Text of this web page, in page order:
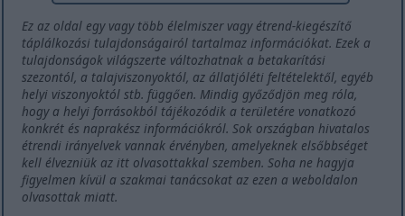
Ez az oldal egy vagy több élelmiszer vagy étrend-kiegészítő
táplálkozási tulajdonságairól tartalmaz információkat. Ezek a
tulajdonságok világszerte változhatnak a betakarítási
szezontól, a talajviszonyoktól, az állatjóléti feltételektől, egyéb
helyi viszonyoktól stb. függően. Mindig győződjön meg róla,
hogy a helyi forrásokból tájékozódik a területére vonatkozó
konkrét és naprakész információkról. Sok országban hivatalos
étrendi irányelvek vannak érvényben, amelyeknek elsőbbséget
kell élvezniük az itt olvasottakkal szemben. Soha ne hagyja
figyelmen kívül a szakmai tanácsokat az ezen a weboldalon
olvasottak miatt.